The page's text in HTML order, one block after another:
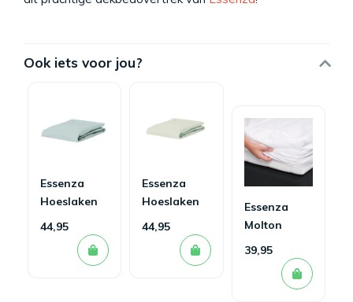
Ook iets voor jou?
Essenza
Hoeslaken
Minte Dusty
44,95
Essenza
Hoeslaken
Minte
44,95
Essenza
Molton
Hoeslaken
39,95